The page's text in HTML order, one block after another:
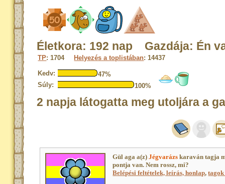
Életkora: 192 nap Gazdája: Én
TP: 1704 Helyezés a toplistában: 14437
Kedv:
47%
Súly:
100%
2 napja látogatta meg utoljára a
Gül aga a(z)Jégvarázs karaván tagja
pontja van. Nem rossz, mi?
Belépési feltételek, leírás, honlap,